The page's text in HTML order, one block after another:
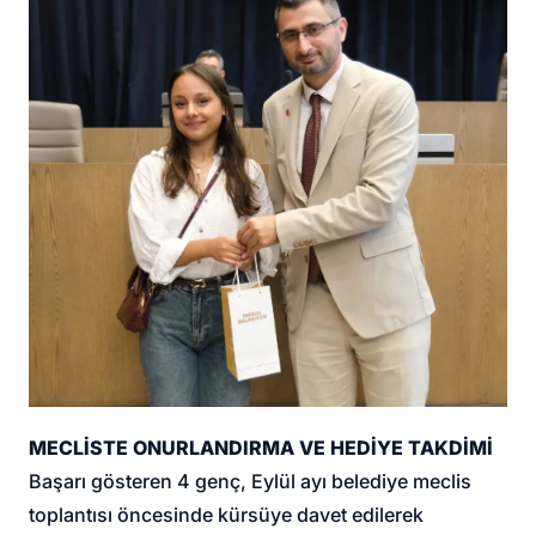
MECLİSTE ONURLANDIRMA VE HEDİYE TAKDİMİ
Başarı gösteren 4 genç, Eylül ayı belediye meclis
toplantısı öncesinde kürsüye davet edilerek